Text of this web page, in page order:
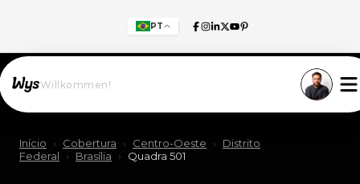
PT
Willkommen!
Início › Cobertura › Centro-Oeste ›
Distrito
Federal
› Brasília › Quadra 501